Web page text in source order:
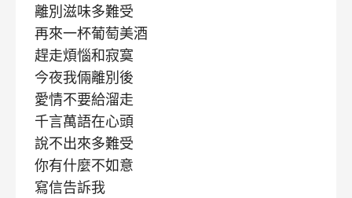
離別滋味多難受
再來一杯葡萄美酒
趕走煩惱和寂寞
今夜我倆離別後
愛情不要給溜走
千言萬語在心頭
說不出來多難受
你有什麼不如意
寫信告訴我